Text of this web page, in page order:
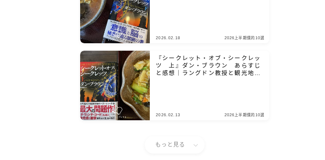
2026.02.18 2026上半期僕的10選
『シークレット・オブ・シークレッ
ツ 上』ダン・ブラウン あらすじ
と感想｜ラングドン教授と観光地を
2026.02.13 2026上半期僕的10選
もっと見る